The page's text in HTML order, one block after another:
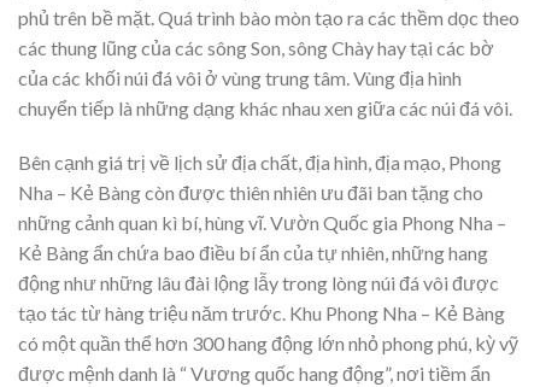
phủ trên bề mặt. Quá trình bào mòn tạo ra các thềm dọc theo
các thung lũng của các sông Son, sông Chày hay tại các bờ
của các khối núi đá vôi ở vùng trung tâm. Vùng địa hình
chuyển tiếp là những dạng khác nhau xen giữa các núi đá vôi.
Bên cạnh giá trị về lịch sử địa chất, địa hình, địa mạo, Phong
Nha – Kẻ Bàng còn được thiên nhiên ưu đãi ban tặng cho
những cảnh quan kì bí, hùng vĩ. Vườn Quốc gia Phong Nha –
Kẻ Bàng ẩn chứa bao điều bí ẩn của tự nhiên, những hang
động như những lâu đài lộng lẫy trong lòng núi đá vôi được
tạo tác từ hàng triệu năm trước. Khu Phong Nha – Kẻ Bàng
có một quần thể hơn 300 hang động lớn nhỏ phong phú, kỳ vỹ
được mệnh danh là “ Vương quốc hang động”, nơi tiềm ẩn